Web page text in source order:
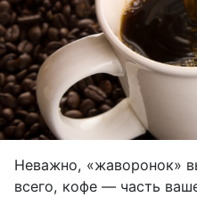
Неважно, «жаворонок»
всего, кофе — часть